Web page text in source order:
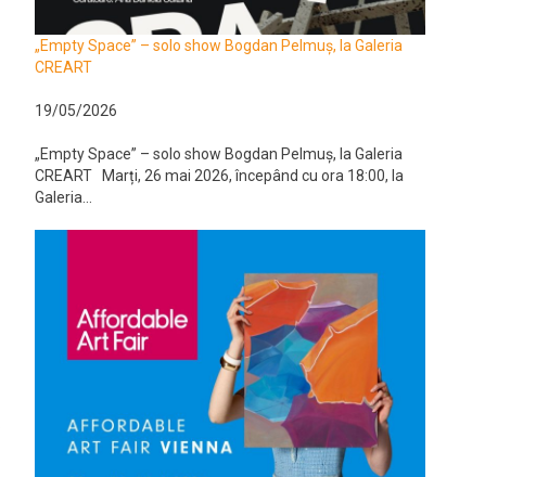
„Empty Space” – solo show Bogdan Pelmuș, la Galeria
CREART
19/05/2026
„Empty Space” – solo show Bogdan Pelmuș, la Galeria
CREART Marți, 26 mai 2026, începând cu ora 18:00, la
Galeria...